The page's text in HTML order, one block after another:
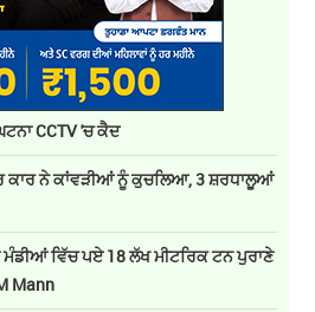
CCTV 'ਚ ਕੈਦ
ਕਾਰ ਨੇ ਕਾਂਵੜੀਆਂ ਨੂੰ ਕੁਚਲਿਆ, 3 ਸ਼ਰਧਾਲੂਆਂ
ਮੰਡੀਆਂ ਵਿੱਚ ਪਏ 18 ਲੱਖ ਮੀਟਰਿਕ ਟਨ ਪੁਰਾਣੇ
Mann